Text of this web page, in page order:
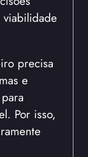
precisa
e
Por isso,